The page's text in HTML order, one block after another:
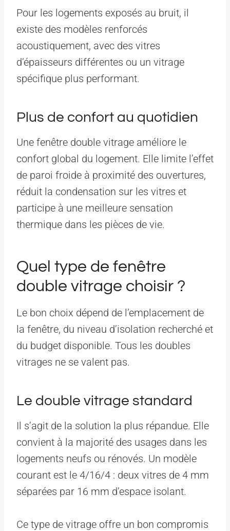
Pour les logements exposés au bruit, il
existe des modèles renforcés
acoustiquement, avec des vitres
d’épaisseurs différentes ou un vitrage
spécifique plus performant.
Plus de confort au quotidien
Une fenêtre double vitrage améliore le
confort global du logement. Elle limite l’effet
de paroi froide à proximité des ouvertures,
réduit la condensation sur les vitres et
participe à une meilleure sensation
thermique dans les pièces de vie.
Quel type de fenêtre
double vitrage choisir ?
Le bon choix dépend de l’emplacement de
la fenêtre, du niveau d’isolation recherché et
du budget disponible. Tous les doubles
vitrages ne se valent pas.
Le double vitrage standard
Il s’agit de la solution la plus répandue. Elle
convient à la majorité des usages dans les
logements neufs ou rénovés. Un modèle
courant est le 4/16/4 : deux vitres de 4 mm
séparées par 16 mm d’espace isolant.
Ce type de vitrage offre un bon compromis